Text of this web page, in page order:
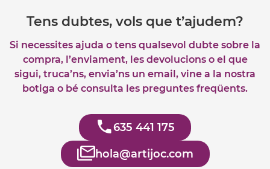
Tens dubtes, vols que t’ajudem?
Si necessites ajuda o tens qualsevol dubte sobre la
compra, l’enviament, les devolucions o el que
sigui, truca’ns, envia’ns un email, vine a la nostra
botiga o bé consulta les preguntes freqüents.
635 441 175
hola@artijoc.com